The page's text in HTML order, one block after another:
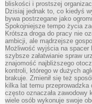
bliskości i prostszej
Dzisiaj jednak to, co kiedyś
bywa postrzegane jako
Spokojniejsze tempo życia
Krótsza droga do pracy nie
ambicji, ale mądrzejsze
Możliwość wyjścia na spacer
szybsze załatwianie spraw
znajomość najbliższego
kontroli, którego w dużych
brakuje. Zmienił się też
kilka lat temu
często oznaczała zawodowy
wiele osób wykonuje swoje